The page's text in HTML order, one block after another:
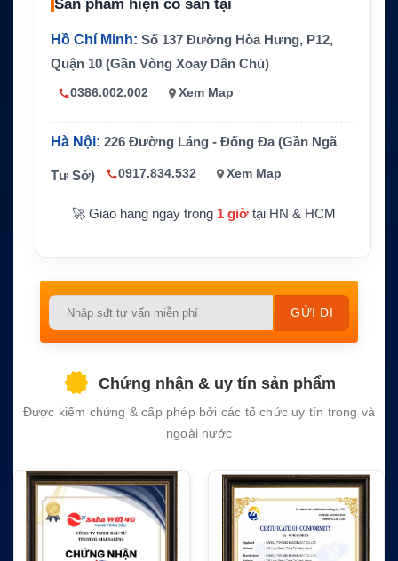
Năng lượng Khoảng 8.64Wh
Kích thước 3.51 x 2.38 x 0.89 inch
Trọng lượng 0.5 lb
Màu sắc Đen
Mã pin thay thế FNB-V106, AAG57X002
-228, VX-230 và VX-231L
Hãng sản xuất
CS / Pin thay thế tương thích
Sản phẩm hiện có sẵn tại
Hồ Chí Minh: Số 137 Đường Hòa Hưng, P12,
Quận 10 (Gần Vòng Xoay Dân Chủ)
0386.002.002 Xem Map
Hà Nội: 226 Đường Láng - Đống Đa (Gần Ngã
Tư Sở) 0917.834.532 Xem Map
🚀 Giao hàng ngay trong 1 giờtại HN & HCM
Please
empty.
Chứng nhận & uy tín sản phẩm
Được kiểm chứng & cấp phép bởi các tổ chức uy tín trong và
ngoài nước